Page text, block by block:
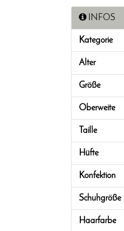
INFOS
Kategorie
Alter
Größe
Oberweite
Taille
Hüfte
Konfektion
Schuhgröße
Haarfarbe